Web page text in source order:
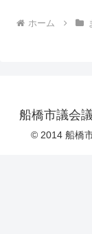
ホーム
船橋市議会
© 2014 船橋